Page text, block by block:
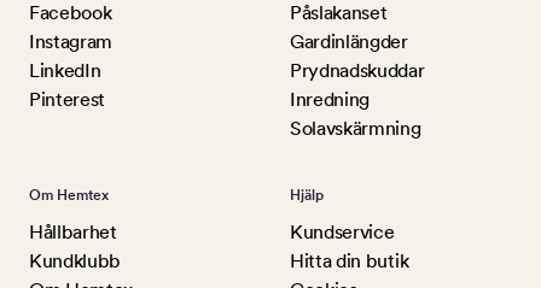
Facebook
Instagram
LinkedIn
Pinterest
Påslakanset
Gardinlängder
Prydnadskuddar
Inredning
Solavskärmning
Om Hemtex
Hållbarhet
Kundklubb
Hjälp
Kundservice
Hitta din butik